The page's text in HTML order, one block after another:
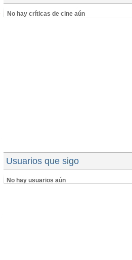
No hay críticas de cine aún
Usuarios que sigo
No hay usuarios aún